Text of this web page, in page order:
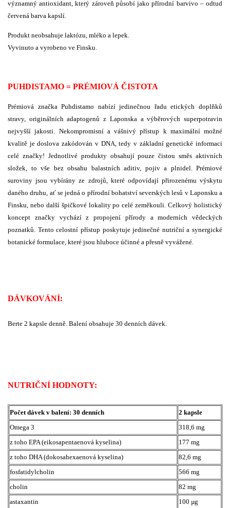
významný antioxidant, který zároveň působí jako přírodní barvivo – odtud
červená barva kapslí.
Produkt neobsahuje laktózu, mléko a lepek.
Vyvinuto a vyrobeno ve Finsku.
PUHDISTAMO = PRÉMIOVÁ ČISTOTA
Prémiová značka Puhdistamo nabízí jedinečnou řadu etických doplňků
stravy, originálních adaptogenů z Laponska a výběrových superpotravin
nejvyšší jakosti. Nekompromisní a vášnivý přístup k maximální možné
kvalitě je doslova zakódován v DNA, tedy v základní genetické informaci
celé značky! Jednotlivé produkty obsahují pouze čistou směs aktivních
složek, to vše bez obsahu balastních aditiv, pojiv a plnidel. Prémiové
suroviny jsou vybírány ze zdrojů, které odpovídají přirozenému výskytu
daného druhu, ať se jedná o přírodní bohatství severských lesů v Laponsku a
Finsku, nebo další špičkové lokality po celé zeměkouli. Celkový holistický
koncept značky vychází z propojení přírody a moderních vědeckých
poznatků. Tento celostní přístup poskytuje jedinečné nutriční a synergické
botanické formulace, které jsou hluboce účinné a přesně vyvážené.
DÁVKOVÁNÍ:
Berte 2 kapsle denně. Balení obsahuje 30 denních dávek.
NUTRIČNÍ HODNOTY:
Počet dávek v balení: 30 denních
2 kapsle
Omega 3
318,6 mg
z toho EPA (eikosapentaenová kyselina)
177 mg
z toho DHA (dokosahexaenová kyselina)
82,6 mg
fosfatidylcholin
566 mg
cholin
82 mg
astaxantin
100 µg